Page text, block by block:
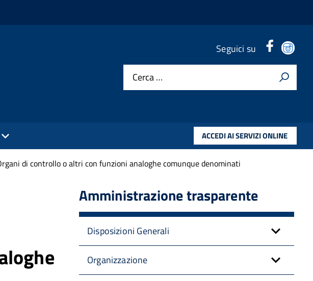
Seguici su Facebook
header
Cerca …
ACCEDI AI SERVIZI ONLINE
di controllo o altri con funzioni analoghe comunque denominati
Amministrazione trasparente
Disposizioni Generali
Organizzazione